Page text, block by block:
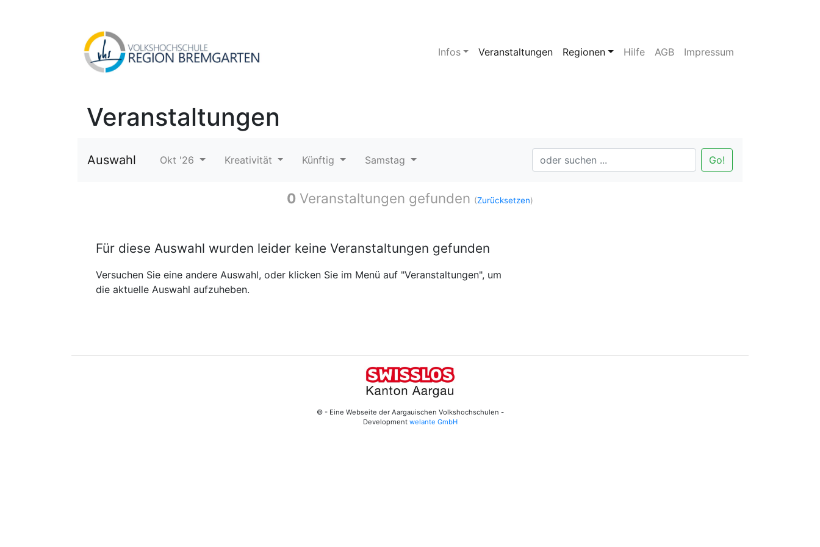
Infos Veranstaltungen Regionen Hilfe AGB Impressum
Veranstaltungen
Auswahl Okt '26 Kreativität Künftig Samstag Go!
0 Veranstaltungen gefunden (Zurücksetzen)
Für diese Auswahl wurden leider keine Veranstaltungen gefunden
Versuchen Sie eine andere Auswahl, oder klicken Sie im Menü auf "Veranstaltungen", um
die aktuelle Auswahl aufzuheben.
© - Eine Webseite der Aargauischen Volkshochschulen -
Development welante GmbH